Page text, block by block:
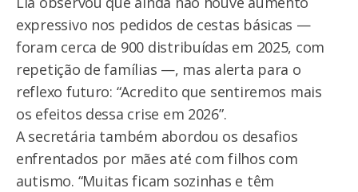
expressivo nos pedidos de cestas básicas —
foram cerca de 900 distribuídas em 2025, com
repetição de famílias —, mas alerta para o
reflexo futuro: “Acredito que sentiremos mais
os efeitos dessa crise em 2026”.
A secretária também abordou os desafios
enfrentados por mães até com filhos com
autismo. “Muitas ficam sozinhas e têm